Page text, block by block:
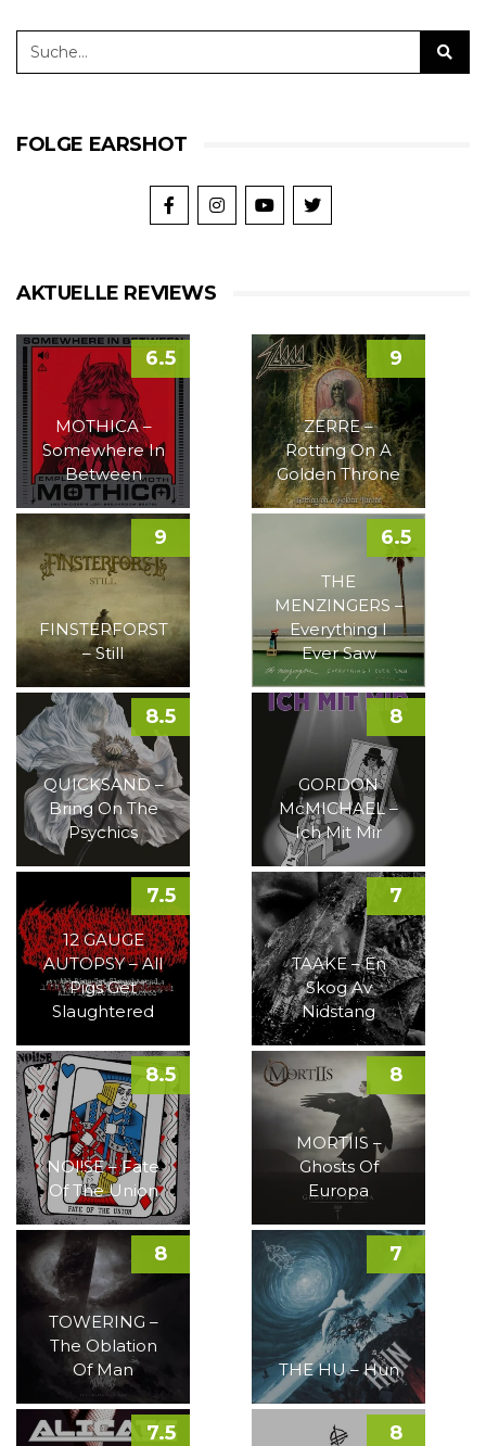
FOLGE EARSHOT
AKTUELLE REVIEWS
MOTHICA –
Somewhere In
Between
6.5
ZERRE –
Rotting On A
Golden Throne
9
FINSTERFORST
– Still
9
THE
MENZINGERS –
Everything I
Ever Saw
6.5
QUICKSAND –
Bring On The
Psychics
8.5
GORDON
McMICHAEL –
Ich Mit Mir
8
12 GAUGE
AUTOPSY – All
Pigs Get
Slaughtered
7.5
TAAKE – En
Skog Av
Nidstang
7
NOI!SE – Fate
Of The Union
8.5
MORTIIS –
Ghosts Of
Europa
8
TOWERING –
The Oblation
Of Man
8
THE HU – Hun
7
7.5 8